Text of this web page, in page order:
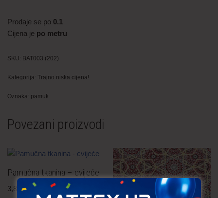
Prodaje se po 0.1
Cijena je po metru
SKU: BAT003 (202)
Kategorija: Trajno niska cijena!
Oznaka: pamuk
Povezani proizvodi
Pamučna tkanina – cvijeće
3,80€ uključ. PDV po metru